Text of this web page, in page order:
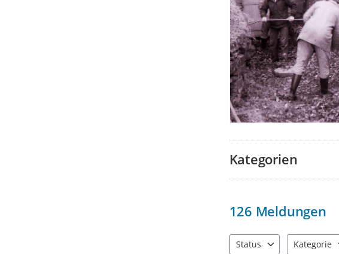
Kategorien
126 Meldungen
Status
Kategorie